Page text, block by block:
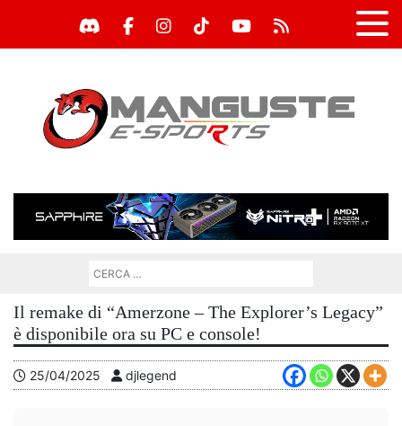
Il remake di “Amerzone – The Explorer’s Legacy”
è disponibile ora su PC e console!
25/04/2025 djlegend